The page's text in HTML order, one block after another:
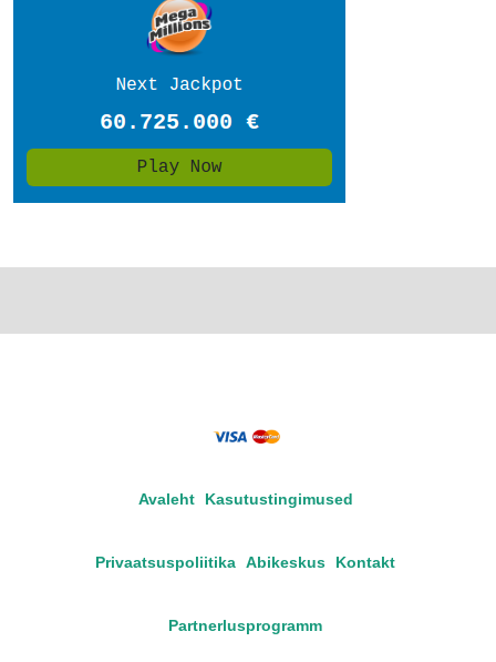
Avaleht Kasutustingimused
Privaatsuspoliitika Abikeskus Kontakt
Partnerlusprogramm